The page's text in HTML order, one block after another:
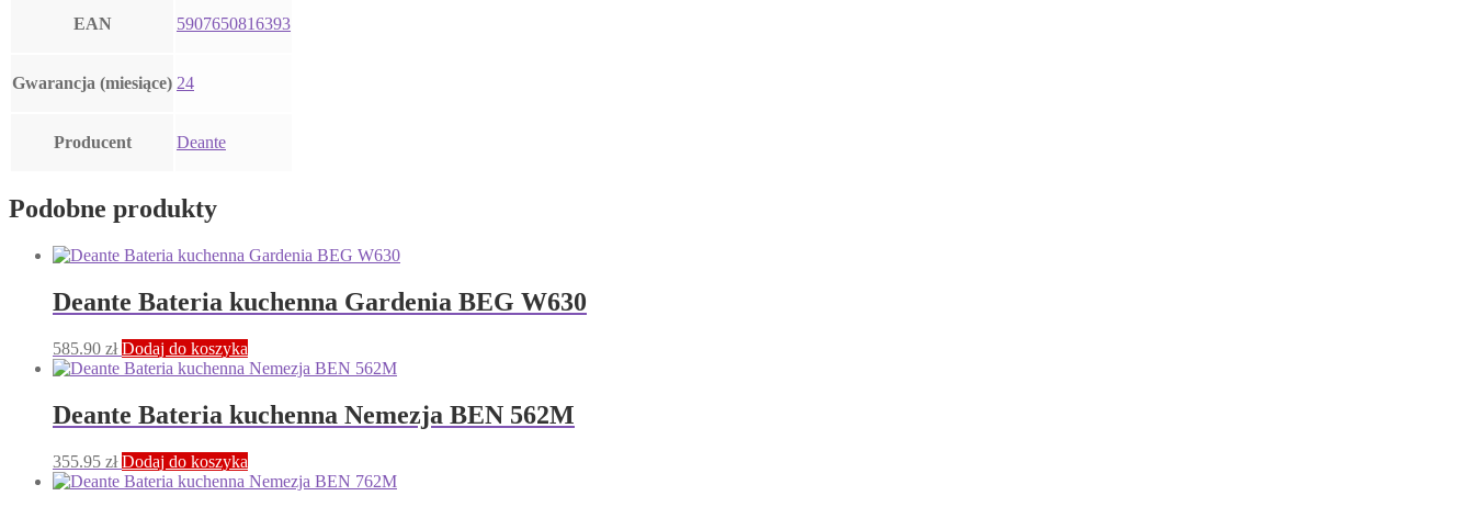
EAN 5907650816393
Gwarancja (miesiące) 24
Producent Deante
Podobne produkty
Deante Bateria kuchenna Gardenia BEG W630
585.90 zł Dodaj do koszyka
Deante Bateria kuchenna Nemezja BEN 562M
355.95 zł Dodaj do koszyka